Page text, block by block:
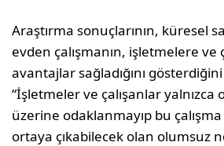
Araştırma sonuçlarının, küresel
evden çalışmanın, işletmelere ve
avantajlar sağladığını
“İşletmeler ve çalışanlar
üzerine odaklanmayıp bu
ortaya çıkabilecek olan olumsuz